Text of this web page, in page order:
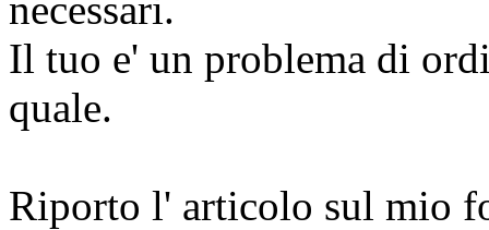
Il tuo e' un problema di
quale.
Riporto l' articolo sul mio